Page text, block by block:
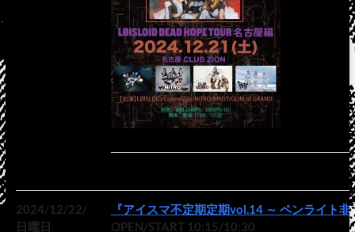
2024/12/22/
日曜日
『アイスマ不定期定期vol.14 ～ ペンライト
OPEN/START 10:15/10:30